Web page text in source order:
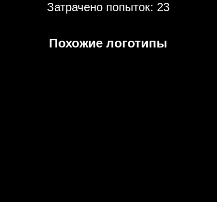
Затрачено попыток: 23
Похожие логотипы